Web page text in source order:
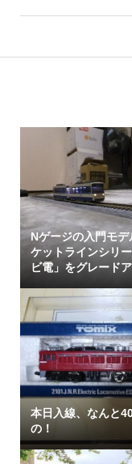
Nゲージの入門モデ
ケットラインシリ
ビ電」をグレード
本日入線、なんと
の！